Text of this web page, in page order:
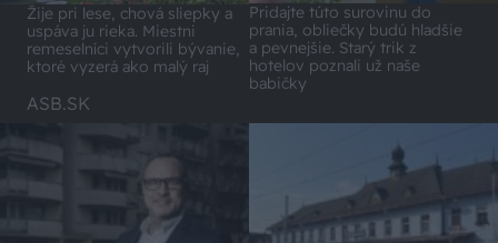
Žije pri lese, chová sliepky a
uspáva ju rieka. Miestni
remeselníci vytvorili bývanie,
ktoré vyzerá ako malý raj
Pridajte túto surovinu do
prania, obliečky budú hladšie
a pevnejšie. Starý trik z
hotelov poznali už naše
babičky
ASB.SK